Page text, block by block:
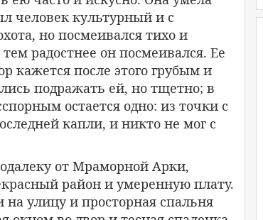
человек культурный и с
но посмеивался тихо и
радостнее он посмеивался. Ее
кажется после этого грубым и
подражать ей, но тщетно; в
остается одно: из точки с
капли, и никто не мог с
от Мраморной Арки,
район и умеренную плату.
улицу и просторная спальня